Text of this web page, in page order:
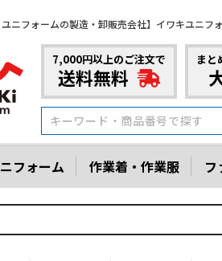
ユニフォームの製造・卸販売会社】イワキユニフ
7,000円以上のご注文で
送料無料
まと
フォーム 作業着・作業服 フ